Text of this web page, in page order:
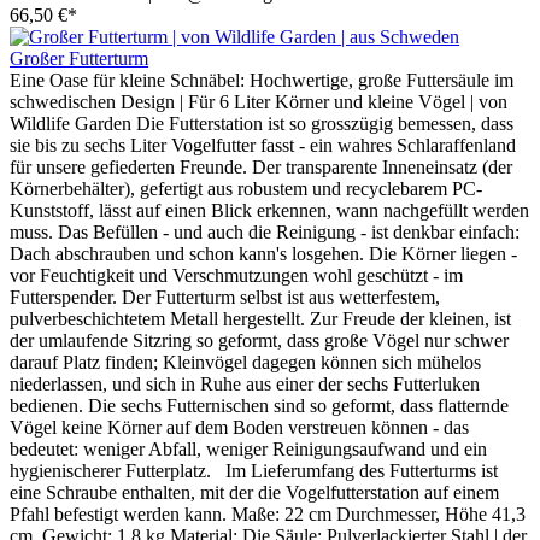
66,50 €*
Großer Futterturm
Eine Oase für kleine Schnäbel: Hochwertige, große Futtersäule im
schwedischen Design | Für 6 Liter Körner und kleine Vögel | von
Wildlife Garden Die Futterstation ist so grosszügig bemessen, dass
sie bis zu sechs Liter Vogelfutter fasst - ein wahres Schlaraffenland
für unsere gefiederten Freunde. Der transparente Inneneinsatz (der
Körnerbehälter), gefertigt aus robustem und recyclebarem PC-
Kunststoff, lässt auf einen Blick erkennen, wann nachgefüllt werden
muss. Das Befüllen - und auch die Reinigung - ist denkbar einfach:
Dach abschrauben und schon kann's losgehen. Die Körner liegen -
vor Feuchtigkeit und Verschmutzungen wohl geschützt - im
Futterspender. Der Futterturm selbst ist aus wetterfestem,
pulverbeschichtetem Metall hergestellt. Zur Freude der kleinen, ist
der umlaufende Sitzring so geformt, dass große Vögel nur schwer
darauf Platz finden; Kleinvögel dagegen können sich mühelos
niederlassen, und sich in Ruhe aus einer der sechs Futterluken
bedienen. Die sechs Futternischen sind so geformt, dass flatternde
Vögel keine Körner auf dem Boden verstreuen können - das
bedeutet: weniger Abfall, weniger Reinigungsaufwand und ein
hygienischerer Futterplatz. Im Lieferumfang des Futterturms ist
eine Schraube enthalten, mit der die Vogelfutterstation auf einem
Pfahl befestigt werden kann. Maße: 22 cm Durchmesser, Höhe 41,3
cm, Gewicht: 1,8 kg Material: Die Säule: Pulverlackierter Stahl | der